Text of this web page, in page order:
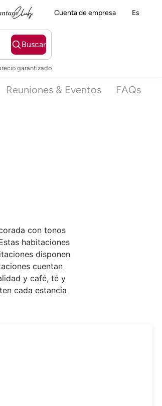
Cuenta de empresa Es
Buscar
garantizado
Reuniones & Eventos FAQs
con tonos
habitaciones
disponen
cuentan
y café, té y
cada estancia